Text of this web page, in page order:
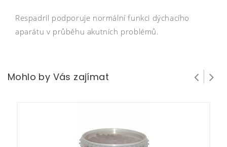
Respadril podporuje normální funkci dýchacího
aparátu v průběhu akutních problémů.
Mohlo by Vás zajímat